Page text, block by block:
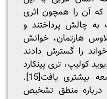
آن را همچون اثری
به چالش پرداختند و
هارتمان، خوانش
را گسترش دادند
کولیپ، تری پینکارد
بیشتری یافت[15]
.
درباره منطق تشخیص